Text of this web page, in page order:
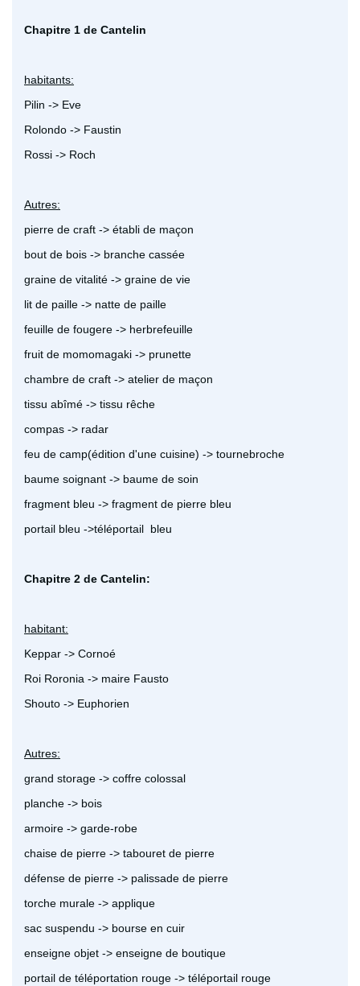
Chapitre 1 de Cantelin
habitants:
Pilin -> Eve
Rolondo -> Faustin
Rossi -> Roch
Autres:
pierre de craft -> établi de maçon
bout de bois -> branche cassée
graine de vitalité -> graine de vie
lit de paille -> natte de paille
feuille de fougere -> herbrefeuille
fruit de momomagaki -> prunette
chambre de craft -> atelier de maçon
tissu abîmé -> tissu rêche
compas -> radar
feu de camp(édition d'une cuisine) -> tournebroche
baume soignant -> baume de soin
fragment bleu -> fragment de pierre bleu
portail bleu ->téléportail bleu
Chapitre 2 de Cantelin:
habitant:
Keppar -> Cornoé
Roi Roronia -> maire Fausto
Shouto -> Euphorien
Autres:
grand storage -> coffre colossal
planche -> bois
armoire -> garde-robe
chaise de pierre -> tabouret de pierre
défense de pierre -> palissade de pierre
torche murale -> applique
sac suspendu -> bourse en cuir
enseigne objet -> enseigne de boutique
portail de téléportation rouge -> téléportail rouge